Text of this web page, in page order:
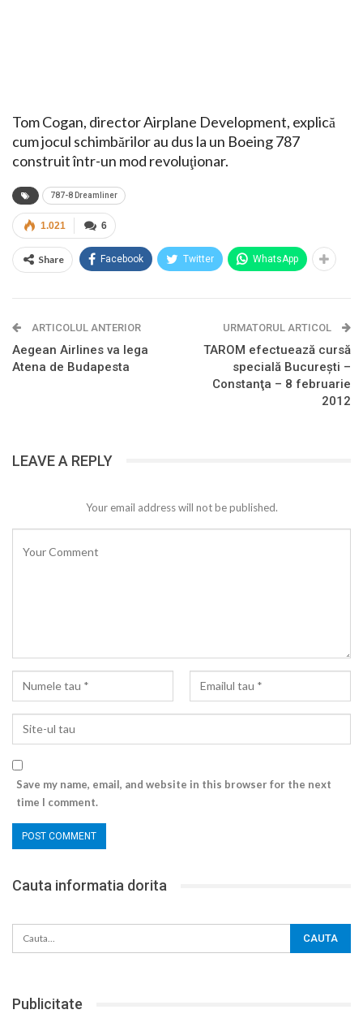
Tom Cogan, director Airplane Development, explică
cum jocul schimbărilor au dus la un Boeing 787
construit într-un mod revoluţionar.
787-8 Dreamliner
6
1.021
Share Facebook Twitter WhatsApp
ARTICOLUL ANTERIOR
Aegean Airlines va lega
Atena de Budapesta
URMATORUL ARTICOL
TAROM efectuează cursă
specială Bucureşti –
Constanţa – 8 februarie
2012
LEAVE A REPLY
Your email address will not be published.
Save my name, email, and website in this browser for the next
time I comment.
Cauta informatia dorita
Publicitate